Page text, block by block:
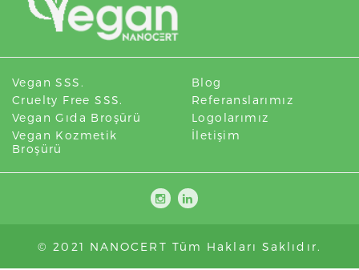
Vegan SSS.
Cruelty Free SSS.
Vegan Gıda Broşürü
Vegan Kozmetik
Broşürü
Blog
Referanslarımız
Logolarımız
İletişim
© 2021 NANOCERT Tüm Hakları Saklıdır.